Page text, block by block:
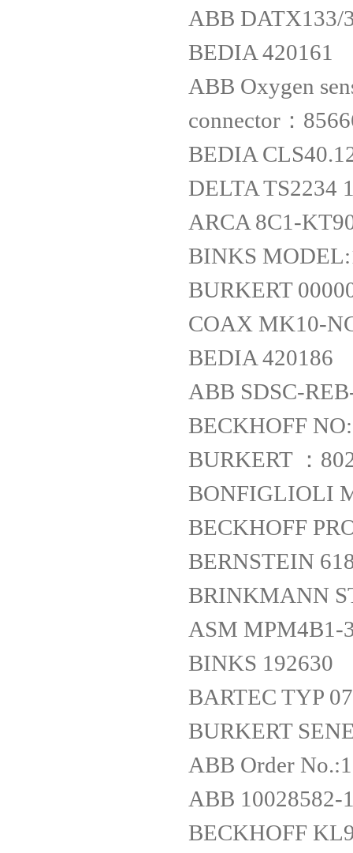
ABB DATX133/
BEDIA 420161
ABB Oxygen
connector：
BEDIA
DELTA TS2234
ARCA 8C1-
BINKS
BURKERT
COAX MK10-
BEDIA 420186
ABB SDSC-
BECKHOFF
BURKERT ：
BONFIGLIOLI
BECKHOFF
BERNSTEIN
BRINKMANN
ASM MPM4B1-
BINKS 192630
BARTEC TYP
BURKERT
ABB Order
ABB 10028582-
BECKHOFF